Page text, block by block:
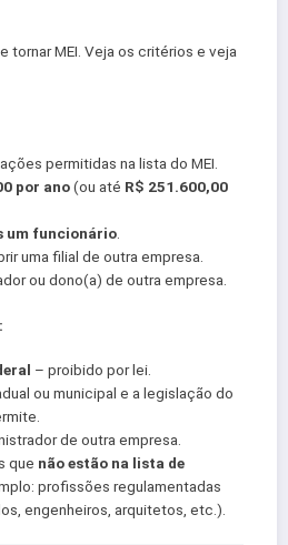
tornar MEI. Veja os critérios e veja
permitidas na lista do MEI.
por ano(ou até R$ 251.600,00
um funcionário.
uma filial de outra empresa.
ou dono(a) de outra empresa.
– proibido por lei.
ou municipal e a legislação do
de outra empresa.
que não estão na lista de
profissões regulamentadas
engenheiros, arquitetos, etc.).